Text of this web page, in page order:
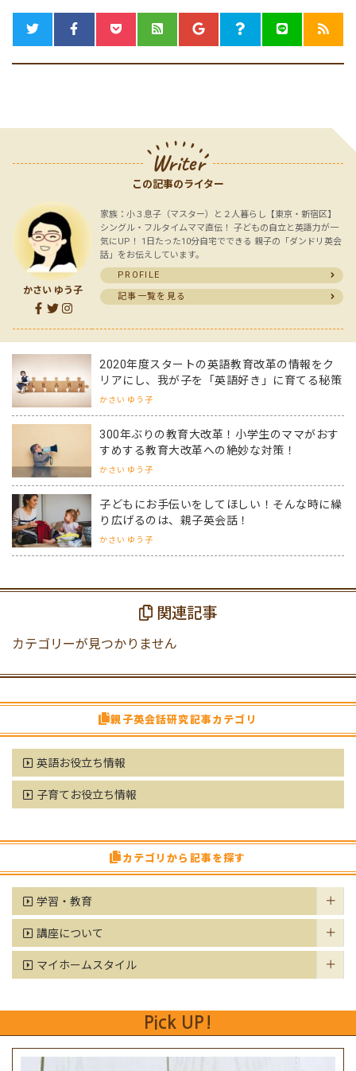
Writer
この記事のライター
かさい ゆう子
家族：小３息子（マスター）と２人暮らし【東京・新宿区】
シングル・フルタイムママ直伝！ 子どもの自立と英語力が一
気にUP！ 1日たった10分自宅でできる 親子の「ダンドリ英会
話」をお伝えしています。
PROFILE
記事一覧を見る
2020年度スタートの英語教育改革の情報をク
リアにし、我が子を「英語好き」に育てる秘策
かさい ゆう子
300年ぶりの教育大改革！小学生のママがおす
すめする教育大改革への絶妙な対策！
かさい ゆう子
子どもにお手伝いをしてほしい！そんな時に繰
り広げるのは、親子英会話！
かさい ゆう子
関連記事
カテゴリーが見つかりません
親子英会話研究記事カテゴリ
英語お役立ち情報
子育てお役立ち情報
カテゴリから記事を探す
学習・教育
講座について
マイホームスタイル
Pick UP!